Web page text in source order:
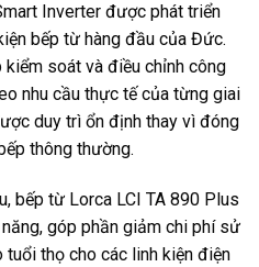
Inverter được phát triển
bếp từ hàng đầu của Đức.
kiểm soát và điều chỉnh công
nhu cầu thực tế của từng giai
duy trì ổn định thay vì đóng
thông thường.
bếp từ Lorca LCI TA 890 Plus
góp phần giảm chi phí sử
tuổi thọ cho các linh kiện điện